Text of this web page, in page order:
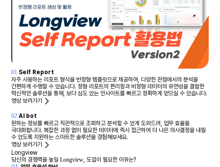
01 Self Report
자주 사용하는 리포트 형식을 반정형 템플릿으로 제공하여, 다양한 관점에서의 분석을
간편하게 수행할 수 있습니다. 정형 리포트의 편리함과 비정형 데이터의 유연성을 결합한
혁신적인 솔루션을 통해, 보다 심도 있는 인사이트를 빠르고 정확하게 얻으실 수 있습니다.
영상 보러가기
02 AI bot
원하는 정보를 빠르고 직관적으로 조회하고 분석할 수 있게 도와드려, 업무 효율을
극대화합니다. 복잡한 과정 없이 필요한 데이터에 즉시 접근하여 더 나은 의사결정을 내릴
수 있도록 지원하는 스마트한 솔루션을 경험해보세요.
영상 보러가기
Longview
당신의 경쟁력을 높일Longview , 도입이 필요한 이유는?